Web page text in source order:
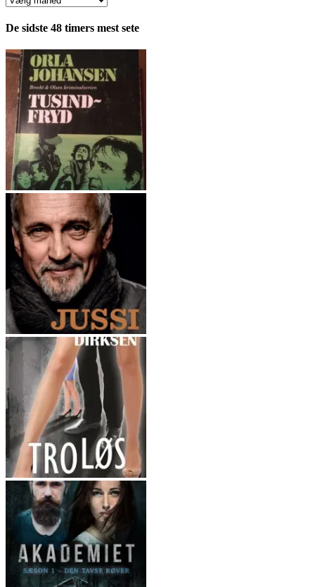
pr.
De sidste 48 timers mest sete